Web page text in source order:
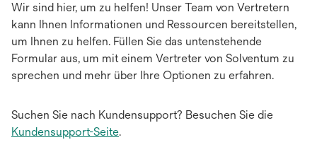
Wir sind hier, um zu helfen! Unser Team von Vertretern
kann Ihnen Informationen und Ressourcen bereitstellen,
um Ihnen zu helfen. Füllen Sie das untenstehende
Formular aus, um mit einem Vertreter von Solventum zu
sprechen und mehr über Ihre Optionen zu erfahren.
Suchen Sie nach Kundensupport? Besuchen Sie die
Kundensupport-Seite.